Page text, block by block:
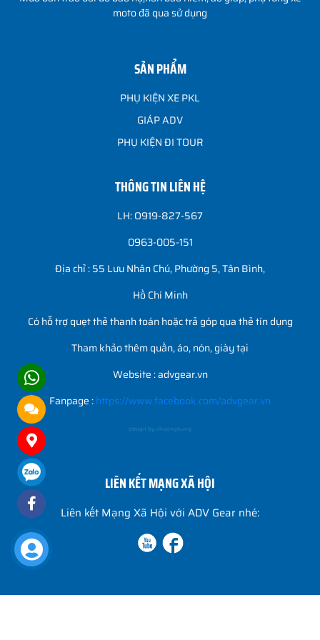
moto đã qua sử dụng
SẢN PHẨM
PHỤ KIỆN XE PKL
GIÁP ADV
PHỤ KIỆN ĐI TOUR
THÔNG TIN LIÊN HỆ
LH: O919-827-567
0963-005-151
Địa chỉ : 55 Lưu Nhân Chú, Phường 5, Tân Bình,
Hồ Chí Minh
Có hỗ trợ quẹt thẻ thanh toán hoặc trả góp qua thẻ tín dụng
Tham khảo thêm quần, áo, nón, giày tại
Website : advgear.vn
Fanpage :https://www.facebook.com/advgear.vn
design by chuonghung
LIÊN KẾT MẠNG XÃ HỘI
Liên kết Mạng Xã Hội với ADV Gear nhé: